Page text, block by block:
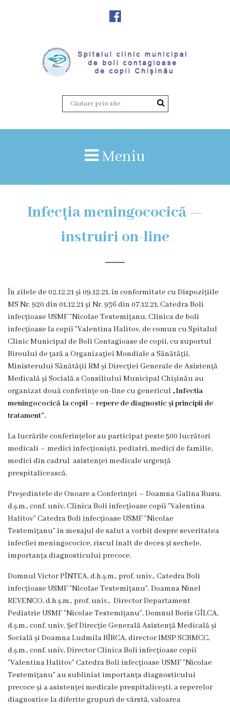
instituției
Vicedirector
Rapoarte
vacante
Calitate
Regulamente
Istorii
de
succes
Secții
Unitatea
urgente
Secția
nr.
Secția
nr.
2
Secția
nr.
3
Meniu
Infecția meningococică —
instruiri on-line
În zilele de 02.12.21 și 09.12.21, în conformitate cu Dispozițiile
MS Nr. 920 din 01.12.21 și Nr. 936 din 07.12.21, Catedra Boli
infecțioase USMF ”Nicolae Testemițanu, Clinica de boli
infecțioase la copii ”Valentina Halitov, de comun cu Spitalul
Clinic Municipal de Boli Contagioase de copii, cu suportul
Biroului de țară a Organizației Mondiale a Sănătății,
Ministerului Sănătății RM și Direcției Generale de Asistență
Medicală și Socială a Consiliului Municipal Chișinău au
organizat două conferințe on-line cu genericul „Infectia
meningococică la copil – repere de diagnostic și principii de
tratament”.
La lucrările conferințelor au participat peste 500 lucrători
medicali – medici infecționiști, pediatri, medici de familie,
medici din cadrul asistenței medicale urgență
prespitalicească.
Președintele de Onoare a Conferinței – Doamna Galina Rusu,
d.ș.m., conf. univ, Clinica Boli infecțioase copii ”Valentina
Halitov” Catedra Boli infecțioase USMF ”Nicolae
Testemițanu” în mesajul de salut a vorbit despre severitatea
infecfiei meningococice, riscul înalt de deces și sechele,
importanța diagnosticului precoce.
Domnul Victor PÎNTEA, d.h.ș.m., prof. univ., Catedra Boli
infecțioase USMF ”Nicolae Testemițanu”, Doamna Ninel
REVENCO, d.h.ș.m., prof. univ., Director Departament
Pediatrie USMF ”Nicolae Testemițanu”, Domnul Boris GÎLCA,
d.ș.m., conf. univ, Șef Direcție Generală Asistență Medicală și
Socială și Doamna Ludmila BÎRCA, director IMSP SCBMCC,
d.ș.m., conf. univ, Director Clinica Boli infecțioase copii
”Valentina Halitov” Catedra Boli infecțioase USMF ”Nicolae
Testemițanu” au subliniat importanța diagnosticului
precoce și a asistenței medicale prespitalicești, a reperelor
diagnostice la diferite grupuri de vârstă, valoarea